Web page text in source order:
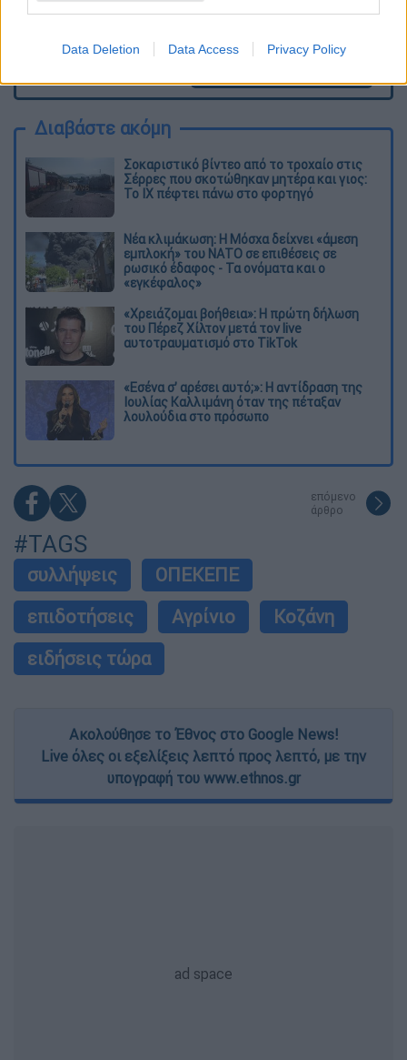
Data Deletion Data Access Privacy Policy
Διαβάστε ακόμη
Σοκαριστικό βίντεο από το τροχαίο στις
Σέρρες που σκοτώθηκαν μητέρα και γιος:
Το ΙΧ πέφτει πάνω στο φορτηγό
Νέα κλιμάκωση: Η Μόσχα δείχνει «άμεση
εμπλοκή» του ΝΑΤΟ σε επιθέσεις σε
ρωσικό έδαφος - Τα ονόματα και ο
«εγκέφαλος»
«Χρειάζομαι βοήθεια»: Η πρώτη δήλωση
του Πέρεζ Χίλτον μετά τον live
αυτοτραυματισμό στο TikTok
«Εσένα σ’ αρέσει αυτό;»: Η αντίδραση της
Ιουλίας Καλλιμάνη όταν της πέταξαν
λουλούδια στο πρόσωπο
επόμενο
άρθρο
#TAGS
συλλήψεις
ΟΠΕΚΕΠΕ
επιδοτήσεις
Αγρίνιο
Κοζάνη
ειδήσεις τώρα
Ακολούθησε το Έθνος στο Google News!
Live όλες οι εξελίξεις λεπτό προς λεπτό, με την
υπογραφή του www.ethnos.gr